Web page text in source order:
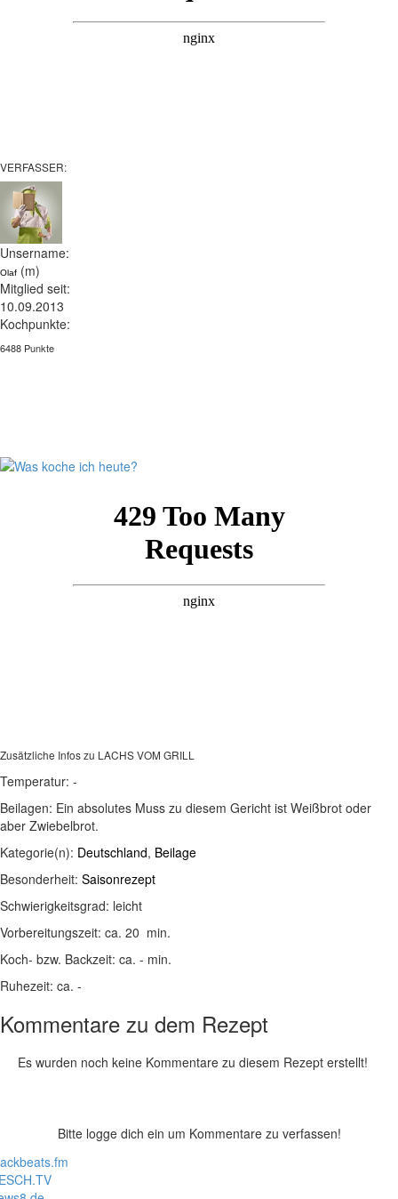
VERFASSER:
Unsername:
Olaf (m)
Mitglied seit:
10.09.2013
Kochpunkte:
6488 Punkte
Zusätzliche Infos zu LACHS VOM GRILL
Temperatur: -
Beilagen: Ein absolutes Muss zu diesem Gericht ist Weißbrot oder
aber Zwiebelbrot.
Kategorie(n): Deutschland, Beilage
Besonderheit: Saisonrezept
Schwierigkeitsgrad: leicht
Vorbereitungszeit: ca. 20 min.
Koch- bzw. Backzeit: ca. - min.
Ruhezeit: ca. -
Kommentare zu dem Rezept
Es wurden noch keine Kommentare zu diesem Rezept erstellt!
Bitte logge dich ein um Kommentare zu verfassen!